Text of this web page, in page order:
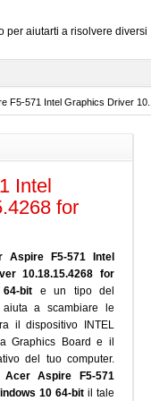
per aiutarti a risolvere diversi
F5-571 Intel Graphics Driver
Intel
for
Aspire F5-571 Intel
10.18.15.4268 for
bit e un tipo del
aiuta a scambiare le
il dispositivo INTEL
Graphics Board e il
del tuo computer.
Acer Aspire F5-571
10 64-bit il tale